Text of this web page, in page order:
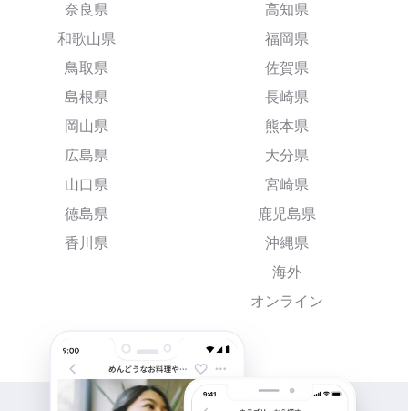
奈良県
和歌山県
鳥取県
島根県
岡山県
広島県
山口県
徳島県
香川県
高知県
福岡県
佐賀県
長崎県
熊本県
大分県
宮崎県
鹿児島県
沖縄県
海外
オンライン